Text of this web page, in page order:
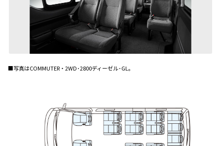
■写真はCOMMUTER・2WD･2800ディーゼル･GL。